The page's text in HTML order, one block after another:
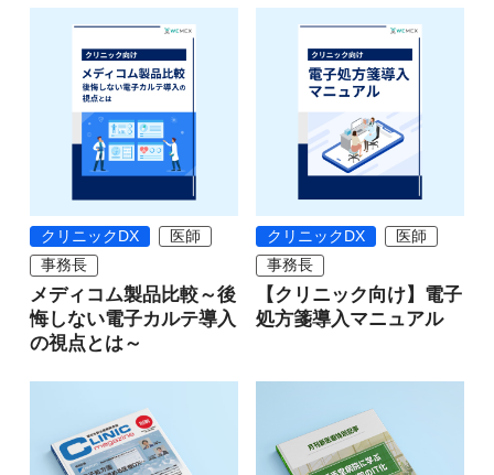
クリニックDX
医師
事務長
メディコム製品比較～後
悔しない電子カルテ導入
の視点とは～
クリニックDX
医師
事務長
【クリニック向け】電子
処方箋導入マニュアル